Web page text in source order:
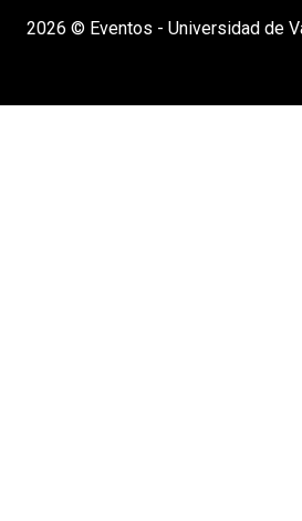
2026 © Eventos - Universidad de